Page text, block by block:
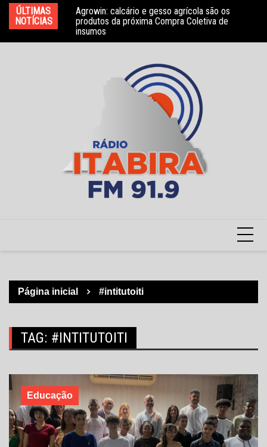
para
conteúdo
ÚLTIMAS
NOTÍCIAS
do Conselho
Agrowin: calcário e gesso agrícola são os
produtos da próxima Compra Coletiva de
insumos
Página inicial #intitutoiti
TAG: #INTITUTOITI
Educação